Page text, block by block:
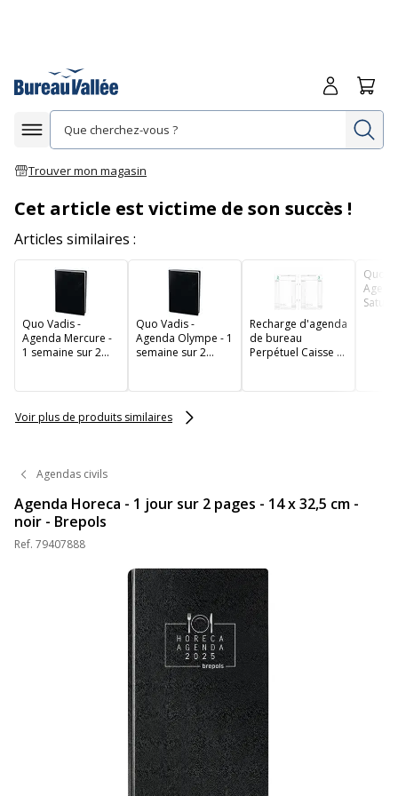
Afficher la navigation
Trouver mon magasin
Me
Cet article est victime de son succès !
Articles similaires :
Quo Vadis -
Agenda Mercure -
1 semaine sur 2
Quo Vadis -
Agenda Olympe - 1
semaine sur 2
Recharge d'agenda
de bureau
Perpétuel Caisse -
feuillets mobiles 2
Quo
Voir plus de produits similaires
Agendas civils
Agenda Horeca - 1 jour sur 2 pages - 14 x 32,5 cm -
noir - Brepols
Ref. 79407888